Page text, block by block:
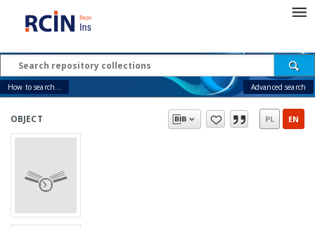
How to search... Advanced search
OBJECT PL EN